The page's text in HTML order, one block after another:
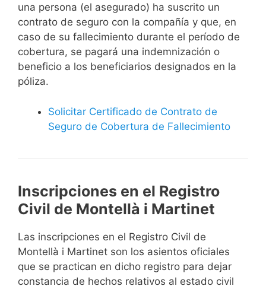
una persona (el asegurado) ha suscrito un
contrato de seguro con la compañía y que, en
caso de su fallecimiento durante el período de
cobertura, se pagará una indemnización o
beneficio a los beneficiarios designados en la
póliza.
Solicitar Certificado de Contrato de
Seguro de Cobertura de Fallecimiento
Inscripciones en el Registro
Civil de Montellà i Martinet
Las inscripciones en el Registro Civil de
Montellà i Martinet son los asientos oficiales
que se practican en dicho registro para dejar
constancia de hechos relativos al estado civil